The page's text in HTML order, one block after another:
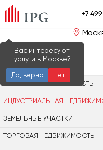
+7
Вас интересуют
услуги в Москве?
Да, верно
Нет
ОФИСНАЯ НЕДВИЖИМОСТЬ
ИНДУСТРИАЛЬНАЯ
ЗЕМЕЛЬНЫЕ УЧАСТКИ
ТОРГОВАЯ НЕДВИЖИМОСТЬ